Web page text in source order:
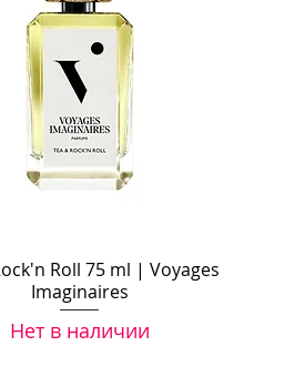
Roll 75 ml | Voyages
Imaginaires
Нет в наличии